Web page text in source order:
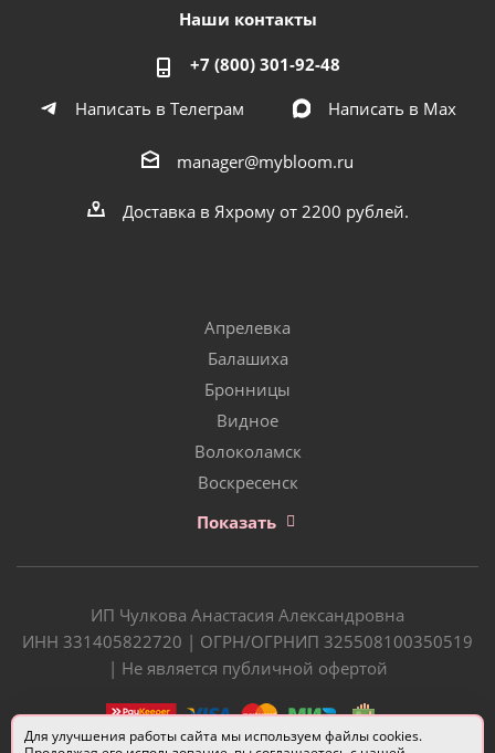
Наши контакты
+7 (800) 301-92-48
Написать в Телеграм
Написать в Мах
manager@mybloom.ru
Доставка в Яхрому от 2200 рублей.
Апрелевка
Балашиха
Бронницы
Видное
Волоколамск
Воскресенск
Показать
ИП Чулкова Анастасия Александровна
ИНН 331405822720 | ОГРН/ОГРНИП 325508100350519
| Не является публичной офертой
Для улучшения работы сайта мы используем файлы cookies.